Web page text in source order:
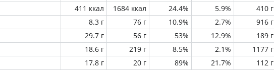
411 ккал 1684 ккал 24.4% 5.9%
410 г
8.3 г 76 г 10.9% 2.7%
916 г
29.7 г 56 г 53% 12.9%
189 г
18.6 г 219 г 8.5% 2.1%
1177 г
17.8 г 20 г 89% 21.7% 112 г